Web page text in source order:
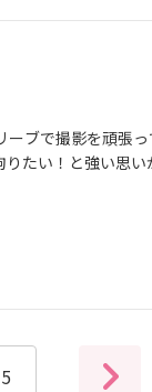
ブで撮影を頑張
たい！と強い思
で写真に表情が
スで背の高さな
た上で異性受け
5